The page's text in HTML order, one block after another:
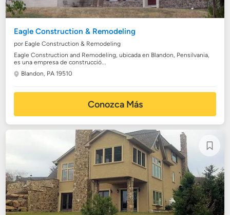
Eagle Construction & Remodeling
por Eagle Construction & Remodeling
Eagle Construction and Remodeling, ubicada en Blandon, Pensilvania,
es una empresa de construcció...
Blandon, PA 19510
Conozca Más